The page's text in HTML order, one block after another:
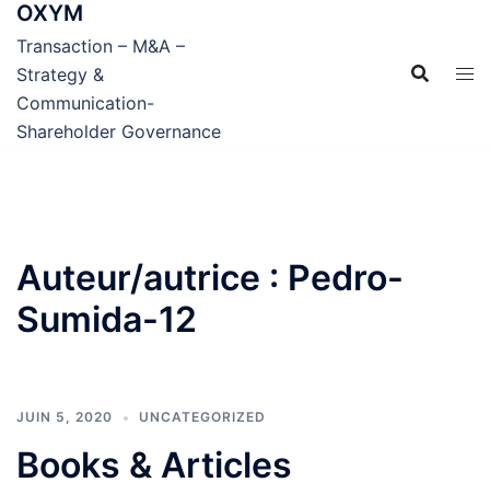
Aller
au
contenu
OXYM
Transaction – M&A –
Strategy &
Communication-
Shareholder Governance
Auteur/autrice : Pedro-
Sumida-12
JUIN 5, 2020 UNCATEGORIZED
Books & Articles